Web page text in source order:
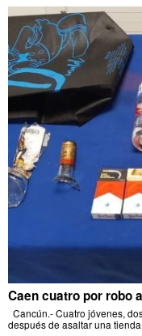
Caen cuatro por robo
Cancún.- Cuatro jóvenes,
después de asaltar una